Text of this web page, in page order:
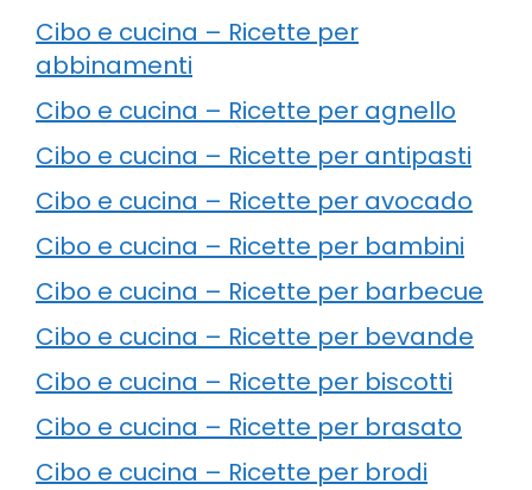
Cibo e cucina – Ricette per
abbinamenti
Cibo e cucina – Ricette per agnello
Cibo e cucina – Ricette per antipasti
Cibo e cucina – Ricette per avocado
Cibo e cucina – Ricette per bambini
Cibo e cucina – Ricette per barbecue
Cibo e cucina – Ricette per bevande
Cibo e cucina – Ricette per biscotti
Cibo e cucina – Ricette per brasato
Cibo e cucina – Ricette per brodi